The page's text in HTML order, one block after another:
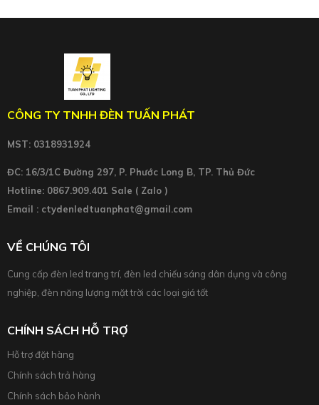
CÔNG TY TNHH ĐÈN TUẤN PHÁT
MST: 0318931924
ĐC: 16/3/1C Đường 297, P. Phước Long B, TP. Thủ Đức
Hotline: 0867.909.401 Sale ( Zalo )
Email : ctydenledtuanphat@gmail.com
VỀ CHÚNG TÔI
Cung cấp đèn led trang trí, đèn led chiếu sáng dân dụng và công
nghiệp, đèn năng lượng mặt trời các loại giá tốt
CHÍNH SÁCH HỖ TRỢ
Hỗ trợ đặt hàng
Chính sách trả hàng
Chính sách bảo hành